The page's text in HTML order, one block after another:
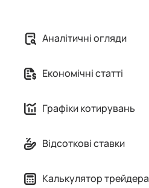
Партнерська програма
Аналітичні огляди
Економічні статті
Графіки котирувань
Відсоткові ставки
Калькулятор трейдера